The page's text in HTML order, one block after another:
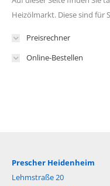
Heizölmarkt. Diese sind für
Preisrechner
Online-Bestellen
Prescher Heidenheim
Lehmstraße 20